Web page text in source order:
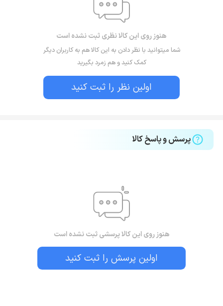
هنوز روی این کالا نظری ثبت نشده است
شما میتوانید با نظر دادن به این کالا هم به کاربران دیگر
کمک کنید و هم زمرد بگیرید
اولین نظر را ثبت کنید
پرسش و پاسخ کالا
هنوز روی این کالا پرسشی ثبت نشده است
اولین پرسش را ثبت کنید